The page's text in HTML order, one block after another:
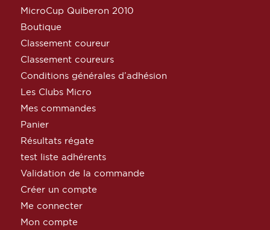
MicroCup Quiberon 2010
Boutique
Classement coureur
Classement coureurs
Conditions générales d’adhésion
Les Clubs Micro
Mes commandes
Panier
Résultats régate
test liste adhérents
Validation de la commande
Créer un compte
Me connecter
Mon compte